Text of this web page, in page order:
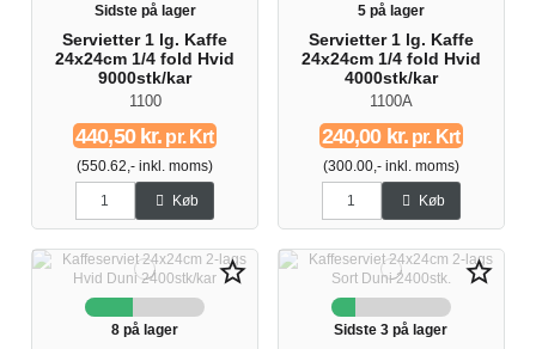
Sidste på lager
Servietter 1 lg. Kaffe
24x24cm 1/4 fold Hvid
9000stk/kar
1100
440,50 kr. pr. Krt
(550.62,- inkl. moms)
Køb
5 på lager
Servietter 1 lg. Kaffe
24x24cm 1/4 fold Hvid
4000stk/kar
1100A
240,00 kr. pr. Krt
(300.00,- inkl. moms)
Køb
star_border
8 på lager
star_border
Sidste 3 på lager